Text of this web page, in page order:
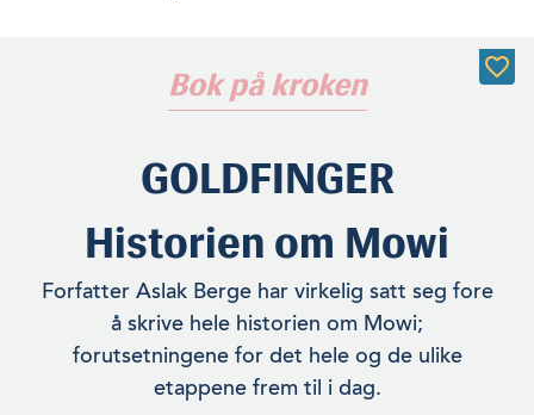
Bok på kroken
GOLDFINGER
Historien om Mowi
Forfatter Aslak Berge har virkelig satt seg fore
å skrive hele historien om Mowi;
forutset­ningene for det hele og de ulike
etappene frem til i dag.